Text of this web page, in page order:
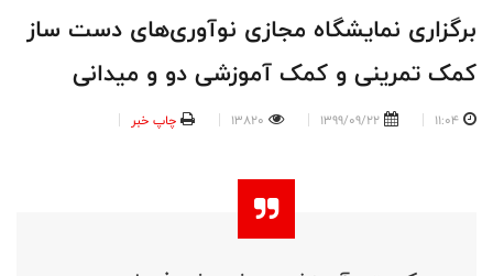
-
-
برگزاری نمایشگاه مجازی نوآوری‌های دست ساز
کمک تمرینی و کمک آموزشی دو و میدانی
11:04
1399/09/22
13820 چاپ خبر